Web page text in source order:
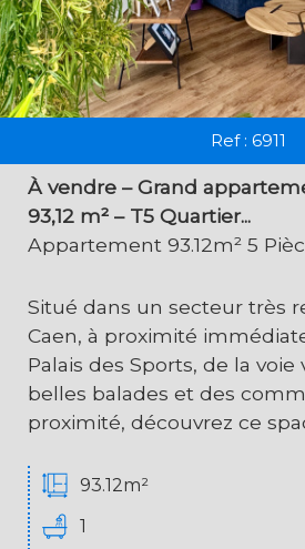
Ref : 6911
À vendre – Grand
93,12 m² – T5 Quartier...
Appartement 93.12m² 5
Situé dans un secteur très
Caen, à proximité
Palais des Sports, de la
belles balades et des
proximité, découvrez ce
93.12m²
1